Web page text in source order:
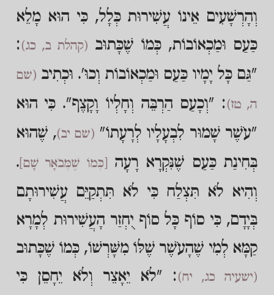
וְהָרְשָׁעִים אֵינוֹ עֲשִׁירוּת כְּלָל, כִּי הוּא מָלֵא
כַּעַס וּמַכְאוֹבוֹת, כְּמוֹ שֶׁכָּתוּב (קהלת ב, כג):
"גַּם כָּל יָמָיו כַּעַס וּמַכְאוֹבוֹת וְכוּ'. וּכְתִיב (שם
ה, טז): "וְכָעַס הַרְבֵּה וְחָלְיוֹ וָקָצֶף". כִּי הוּא
"עֹשֶׁר שָׁמוּר לִבְעָלָיו לְרָעָתוֹ" (שם יב), שֶׁהוּא
בְּחִינַת כַּעַס שֶׁנִּקְרָא רָעָה
[כְּמוֹ שֶׁמְּבֹאָר שָׁם] .
וְהִיא לֹא תִּצְלַח כִּי לֹא תִּתְקַיֵּם עֲשִׁירוּתָם
בְּיָדָם, כִּי סוֹף כָּל סוֹף יֻחְזַר הָעֲשִׁירוּת לְמָרָא
קַמָּא לְמִי שֶׁהָעֹשֶׁר שֶׁלּוֹ מִשָּׁרְשׁוֹ, כְּמוֹ שֶׁכָּתוּב
(ישעיה כג, יח): "לֹא יֵאָצֵר וְלֹא יֵחָסֵן כִּי